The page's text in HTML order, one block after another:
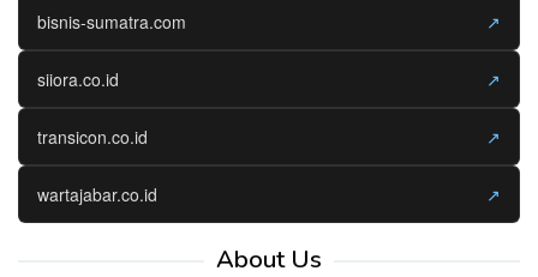
bisnis-sumatra.com ↗
siiora.co.id ↗
transicon.co.id ↗
wartajabar.co.id ↗
About Us